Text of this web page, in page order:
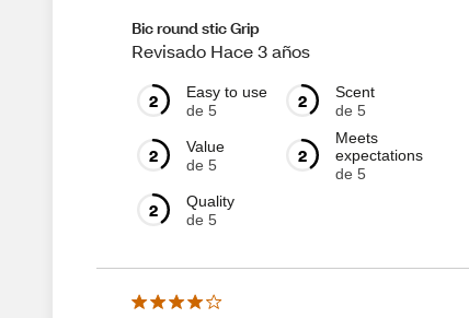
Bic round stic Grip
Revisado Hace 3 años
2
Easy to use
de 5
2
Scent
de 5
2
Value
de 5
2
Meets
expectations
de 5
2
Quality
de 5